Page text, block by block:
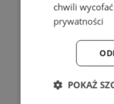
chwili
prywatności
POKAŻ